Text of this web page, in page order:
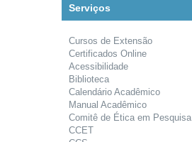
Serviços
Cursos de Extensão
Certificados Online
Acessibilidade
Biblioteca
Calendário Acadêmico
Manual Acadêmico
Comitê de Ética em Pesquisa
CCET